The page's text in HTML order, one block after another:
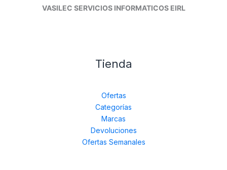
VASILEC SERVICIOS INFORMATICOS EIRL
Tienda
Ofertas
Categorías
Marcas
Devoluciones
Ofertas Semanales